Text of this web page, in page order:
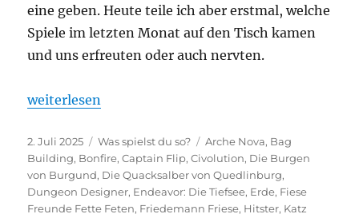
eine geben. Heute teile ich aber erstmal, welche
Spiele im letzten Monat auf den Tisch kamen
und uns erfreuten oder auch nervten.
„Was spielst du so? – Juni 2025“
weiterlesen
Veröffentlicht
am
2. Juli 2025 Kategorien
Was spielst du so? Schlagwörter
Arche Nova, Bag
Building, Bonfire,Captain Flip,Civolution, Die Burgen
von Burgund, Die Quacksalber von Quedlinburg,
Dungeon Designer, Endeavor: Die Tiefsee, Erde, Fiese
Freunde Fette Feten, Friedemann Friese, Hitster, Katz